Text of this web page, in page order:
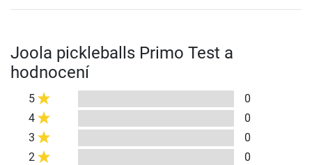
Joola pickleballs Primo Test a
hodnocení
5
0
4
0
3
0
2
0